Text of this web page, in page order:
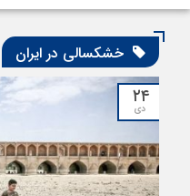
خشکسالی در ایران
۲۴
دی